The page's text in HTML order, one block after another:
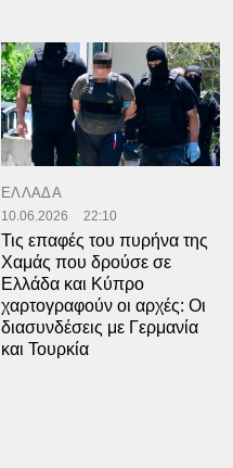
ΕΛΛΑΔΑ
10.06.2026 22:10
Τις επαφές του πυρήνα της
Χαμάς που δρούσε σε
Ελλάδα και Κύπρο
χαρτογραφούν οι αρχές: Οι
διασυνδέσεις με Γερμανία
και Τουρκία